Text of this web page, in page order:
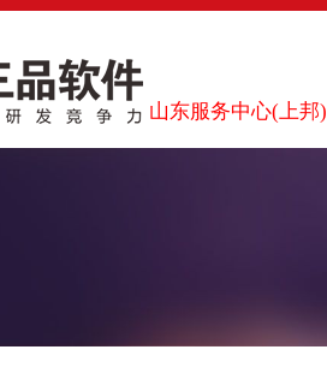
山东服务中心(上邦)